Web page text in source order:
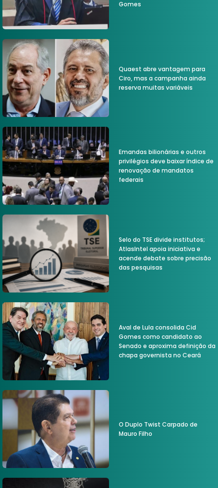
Gomes
Quaest abre vantagem para
Ciro, mas a campanha ainda
reserva muitas variáveis
Emandas bilionárias e outros
privilégios deve baixar índice de
renovação de mandatos
federais
Selo do TSE divide institutos;
AtlasIntel apoia iniciativa e
acende debate sobre precisão
das pesquisas
Aval de Lula consolida Cid
Gomes como candidato ao
Senado e aproxima definição da
chapa governista no Ceará
O Duplo Twist Carpado de
Mauro Filho